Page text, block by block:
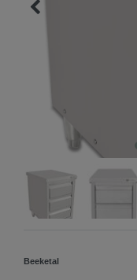
Beeketal